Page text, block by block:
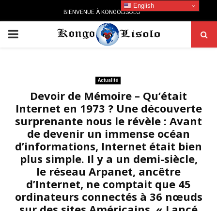
BIENVENUE À KONGOLISOLO
PRIMARY
Actualité
Devoir de Mémoire – Qu’était
Internet en 1973 ? Une découverte
surprenante nous le révèle : Avant
de devenir un immense océan
d’informations, Internet était bien
plus simple. Il y a un demi-siècle,
le réseau Arpanet, ancêtre
d’Internet, ne comptait que 45
ordinateurs connectés à 36 nœuds
English